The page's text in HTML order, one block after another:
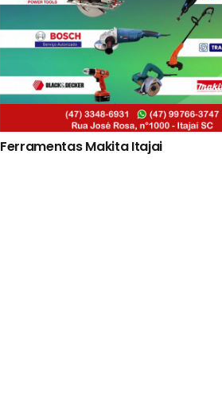
Ferramentas Makita Itajai